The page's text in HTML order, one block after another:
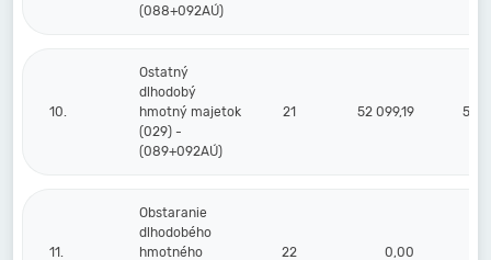
(088+092AÚ)
10.
Ostatný
dlhodobý
hmotný majetok
(029) -
(089+092AÚ)
21 52 099,19 52
11.
Obstaranie
dlhodobého
hmotného
22 0,00